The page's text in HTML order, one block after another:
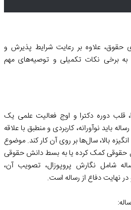
حقوق، علاوه بر رعایت شرایط پذیرش و
برخی نکات تکمیلی و توصیه‌های مهم
قلب دوره دکترا و اوج فعالیت علمی یک
باید نوآورانه، کاربردی و منطبق با علاقه
بالا، سال‌ها بر روی آن کار کند. موضوع
حقوقی کمک کرده یا به بسط دانش حقوقی
شامل نگارش پروپوزال، تصویب آن،
نهایت دفاع از رساله است.